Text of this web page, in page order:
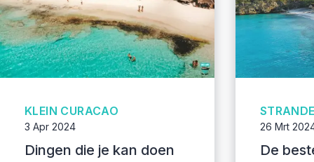
KLEIN CURACAO
3 Apr 2024
Dingen die je kan doen
26 Mrt
De